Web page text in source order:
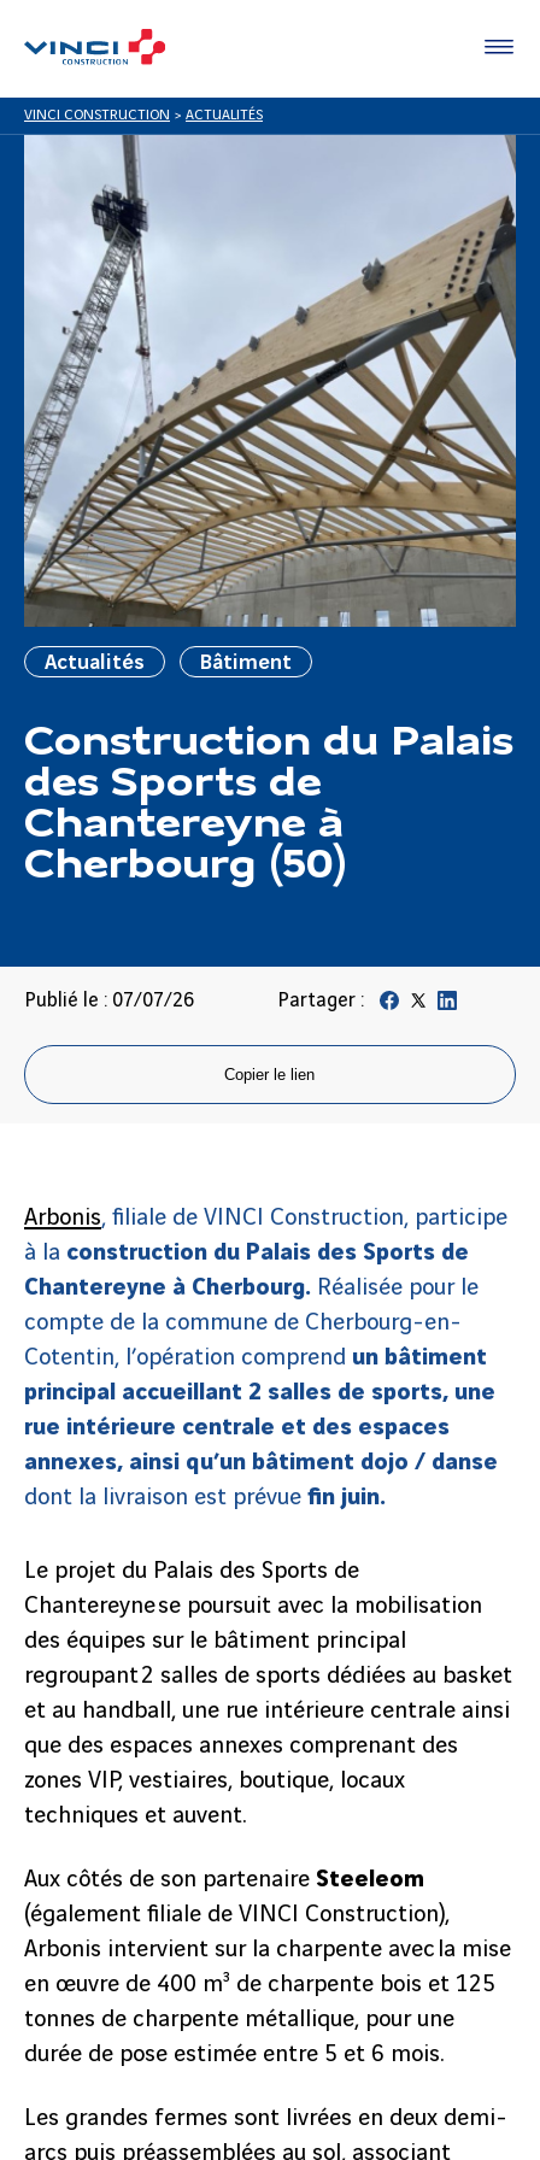
VINCI CONSTRUCTION > ACTUALITÉS
Actualités Bâtiment
Construction du Palais
des Sports de
Chantereyne à
Cherbourg (50)
Publié le : 07/07/26 Partager :
Copier le lien
Arbonis, filiale de VINCI Construction, participe
à la construction du Palais des Sports de
Chantereyne à Cherbourg. Réalisée pour le
compte de la commune de Cherbourg-en-
Cotentin, l’opération comprend un bâtiment
principal accueillant 2 salles de sports, une
rue intérieure centrale et des espaces
annexes, ainsi qu’un bâtiment dojo / danse
dont la livraison est prévue fin juin.
Le projet du Palais des Sports de
Chantereyne se poursuit avec la mobilisation
des équipes sur le bâtiment principal
regroupant 2 salles de sports dédiées au basket
et au handball, une rue intérieure centrale ainsi
que des espaces annexes comprenant des
zones VIP, vestiaires, boutique, locaux
techniques et auvent.
Aux côtés de son partenaire Steeleom
(également filiale de VINCI Construction),
Arbonis intervient sur la charpente avec la mise
en œuvre de 400 m³ de charpente bois et 125
tonnes de charpente métallique, pour une
durée de pose estimée entre 5 et 6 mois.
Les grandes fermes sont livrées en deux demi-
arcs puis préassemblées au sol, associant